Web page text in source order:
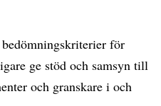
för
ge stöd och samsyn till
och granskare i och